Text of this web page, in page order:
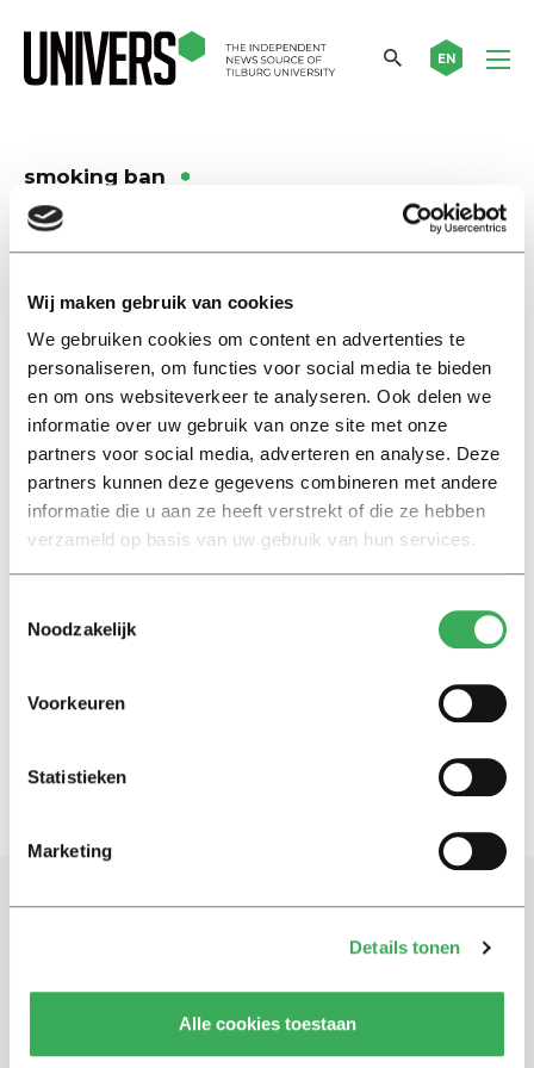
Wij maken gebruik van cookies
We gebruiken cookies om content en advertenties te
personaliseren, om functies voor social media te bieden
en om ons websiteverkeer te analyseren. Ook delen we
informatie over uw gebruik van onze site met onze
partners voor social media, adverteren en analyse. Deze
partners kunnen deze gegevens combineren met andere
informatie die u aan ze heeft verstrekt of die ze hebben
verzameld op basis van uw gebruik van hun services.
Noodzakelijk
Voorkeuren
Statistieken
Marketing
Details tonen
Alle cookies toestaan
EN
smoking ban
International
bridge will be demolished
05 maart 2020
International
Smokers now taking their habit
—and their cigarette butts—to
outskirts of campus
29 augustus 2019
Tilburg University’s smoking
ban: here’s what you need to
Schrijf je in voor onze nieuwsbrief